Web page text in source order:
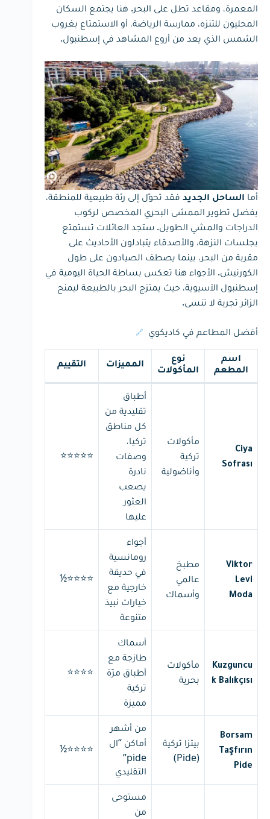
المعمرة، ومقاعد تطل على البحر. هنا يجتمع السكان
المحليون للتنزه، ممارسة الرياضة، أو الاستمتاع بغروب
الشمس الذي يعد من أروع المشاهد في إسطنبول.
أما الساحل الجديد فقد تحوّل إلى رئة طبيعية للمنطقة،
بفضل تطوير الممشى البحري المخصص لركوب
الدراجات والمشي الطويل. ستجد العائلات تستمتع
بجلسات النزهة، والأصدقاء يتبادلون الأحاديث على
مقربة من البحر، بينما يصطف الصيادون على طول
الكورنيش. الأجواء هنا تعكس بساطة الحياة اليومية في
إسطنبول الآسيوية، حيث يمتزج البحر بالطبيعة ليمنح
الزائر تجربة لا تنسى.
أفضل المطاعم في كاديكوي 🔗
اسم
المطعم
نوع
المأكولات
المميزات التقييم
Ciya
Sofrası
مأكولات
تركية
وأناضولية
أطباق
تقليدية من
كل مناطق
تركيا،
وصفات
نادرة
يصعب
العثور
عليها
⭐⭐⭐⭐⭐
Viktor
Levi
Moda
مطبخ
عالمي
وأسماك
أجواء
رومانسية
في حديقة
خارجية مع
خيارات نبيذ
متنوعة
⭐⭐⭐⭐½
Kuzguncu
k Balıkçısı
مأكولات
بحرية
أسماك
طازجة مع
أطباق مزّة
تركية
مميزة
⭐⭐⭐⭐
Borsam
Taşfırın
Pide
بيتزا تركية
(Pide)
من أشهر
أماكن “ال
pide”
التقليدي
⭐⭐⭐⭐½
مستوحى
من